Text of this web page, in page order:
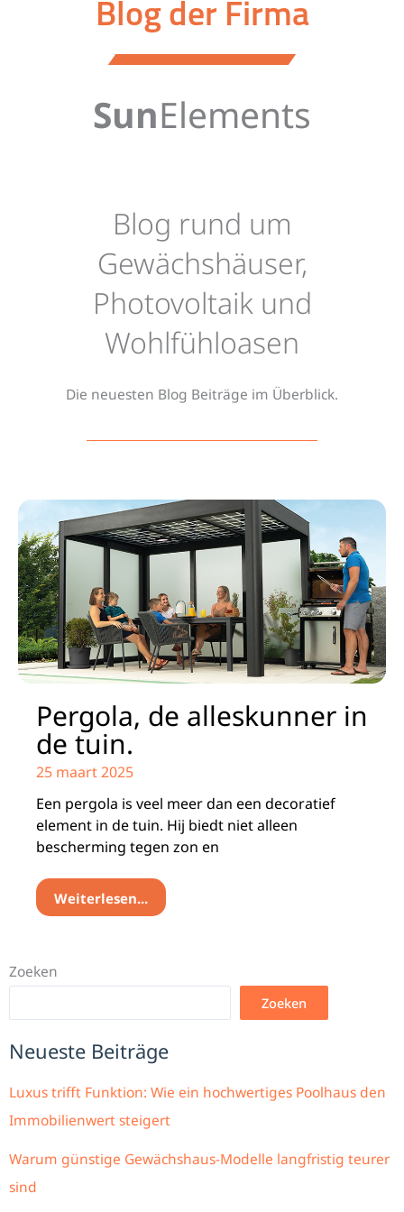
Blog der Firma
SunElements
Blog rund um
Gewächshäuser,
Photovoltaik und
Wohlfühloasen
Die neuesten Blog Beiträge im Überblick.
Pergola, de alleskunner in
de tuin.
25 maart 2025
Een pergola is veel meer dan een decoratief
element in de tuin. Hij biedt niet alleen
bescherming tegen zon en
Weiterlesen...
Zoeken
Zoeken
Neueste Beiträge
Luxus trifft Funktion: Wie ein hochwertiges Poolhaus den
Immobilienwert steigert
Warum günstige Gewächshaus-Modelle langfristig teurer
sind